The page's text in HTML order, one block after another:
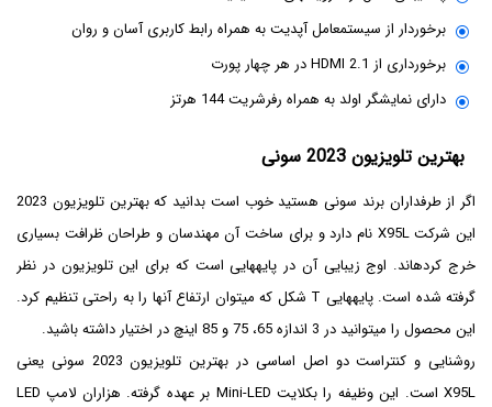
برخوردار از سیستم‎عامل آپدیت به همراه رابط کاربری آسان و روان
برخورداری از HDMI 2.1 در هر چهار پورت
دارای نمایشگر اولد به همراه رفرش‎ریت 144 هرتز
بهترین تلویزیون 2023 سونی
اگر از طرفداران برند سونی هستید خوب است بدانید که بهترین تلویزیون 2023
این شرکت X95L نام دارد و برای ساخت آن مهندسان و طراحان ظرافت بسیاری
خرج کرده‎اند. اوج زیبایی آن در پایه‎هایی است که برای این تلویزیون در نظر
گرفته شده است. پایه‎هایی T شکل که می‎توان ارتفاع آن‎ها را به راحتی تنظیم کرد.
این محصول را می‎توانید در 3 اندازه 65، 75 و 85 اینچ در اختیار داشته باشید.
روشنایی و کنتراست دو اصل اساسی در بهترین تلویزیون 2023 سونی یعنی
X95L است. این وظیفه را بکلایت Mini-LED بر عهده گرفته. هزاران لامپ LED